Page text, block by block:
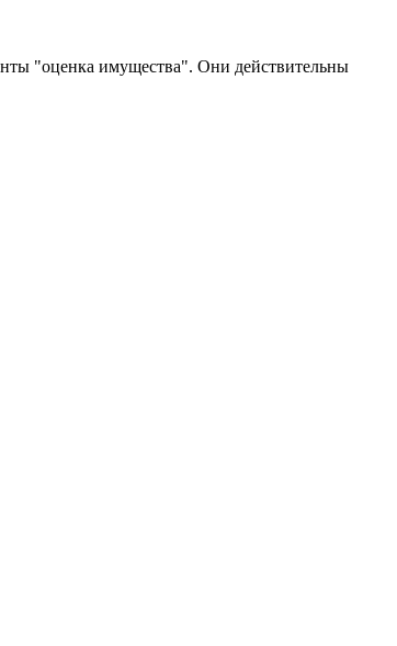
"оценка имущества". Они действительны